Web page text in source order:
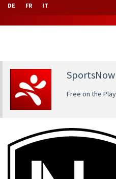
DE FR IT
Free on the